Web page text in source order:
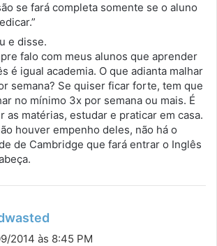
e
se fará completa somente se o aluno
e disse.
falo com meus alunos que aprender
é igual academia. O que adianta malhar
semana? Se quiser ficar forte, tem que
no mínimo 3x por semana ou mais. É
as matérias, estudar e praticar em casa.
houver empenho deles, não há o
de Cambridge que fará entrar o Inglês
2014 às 8:45 PM